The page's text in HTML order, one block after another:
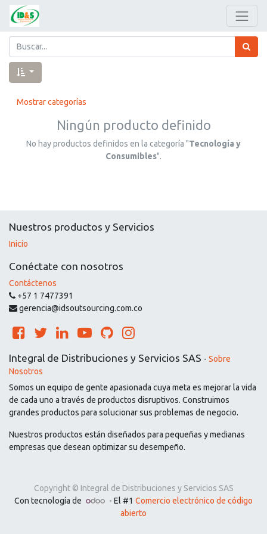
Mostrar categorías
Ningún producto definido
No hay productos definidos en la categoría "Tecnología y
Consumibles".
Nuestros productos y Servicios
Inicio
Conéctate con nosotros
Contáctenos
+57 1 7477391
gerencia@idsoutsourcing.com.co
Integral de Distribuciones y Servicios SAS - Sobre
Nosotros
Somos un equipo de gente apasionada cuya meta es mejorar la vida
de cada uno a través de productos disruptivos. Construimos
grandes productos para solucionar sus problemas de negocio.
Nuestros productos están diseñados para pequeñas y medianas
empresas que desean optimizar su desempeño.
Copyright © Integral de Distribuciones y Servicios SAS
Con tecnología de
- El #1Comercio electrónico de código
abierto